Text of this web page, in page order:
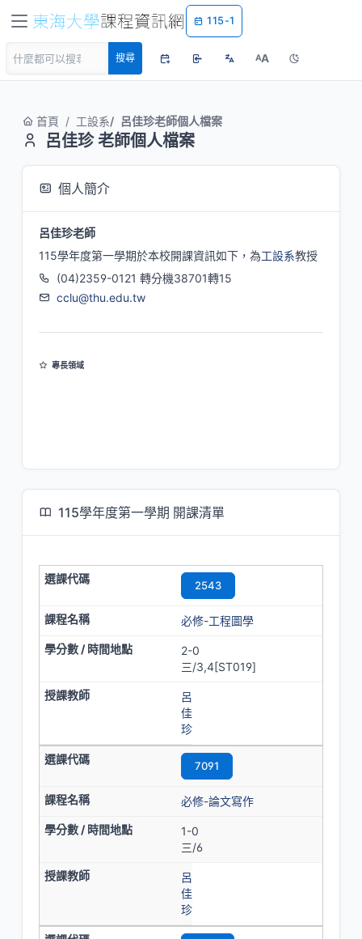
115-1
搜尋 AA
首頁 工設系 呂佳珍老師個人檔案
呂佳珍 老師個人檔案
個人簡介
呂佳珍老師
115學年度第一學期於本校開課資訊如下，為工設系教授
(04)2359-0121 轉分機38701轉15
cclu@thu.edu.tw
專長領域
115學年度第一學期 開課清單
2543
必修-工程圖學
2-0
三/3,4[ST019]
呂
佳
珍
7091
必修-論文寫作
1-0
三/6
呂
佳
珍